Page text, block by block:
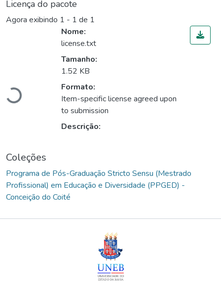
Licença do pacote
Agora exibindo 1 - 1 de 1
Carregando...
Nome:
license.txt
Tamanho:
1.52 KB
Formato:
Item-specific license agreed upon
to submission
Descrição:
Coleções
Programa de Pós-Graduação Stricto Sensu (Mestrado
Profissional) em Educação e Diversidade (PPGED) -
Conceição do Coité